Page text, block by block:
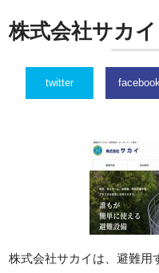
株式会社サカイ
twitter
株式会社サカイは、避難用